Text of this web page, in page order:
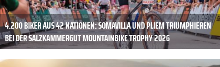
4.200 BIKER AUS 42 NATIONEN: SOMAVILLA UND PLIEM TRIUMPHIEREN
BEI DER SALZKAMMERGUT MOUNTAINBIKE TROPHY 2026